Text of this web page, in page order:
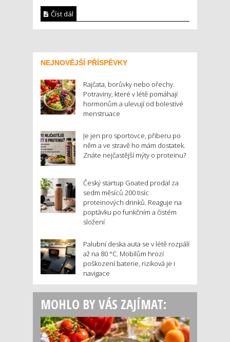
Číst dál
NEJNOVĚJŠÍ PŘÍSPĚVKY
Rajčata, borůvky nebo ořechy.
Potraviny, které v létě pomáhají
hormonům a ulevují od bolestivé
menstruace
Je jen pro sportovce, přiberu po
něm a ve stravě ho mám dostatek.
Znáte nejčastější mýty o proteinu?
Český startup Goated prodal za
sedm měsíců 200 tisíc
proteinových drinků. Reaguje na
poptávku po funkčním a čistém
složení
Palubní deska auta se v létě rozpálí
až na 80 °C. Mobilům hrozí
poškození baterie, riziková je i
navigace
MOHLO BY VÁS ZAJÍMAT: